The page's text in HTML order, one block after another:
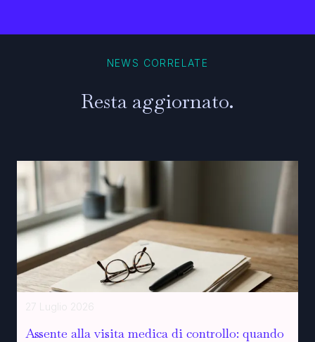
NEWS CORRELATE
Resta aggiornato.
27 Luglio 2026
Assente alla visita medica di controllo: quando